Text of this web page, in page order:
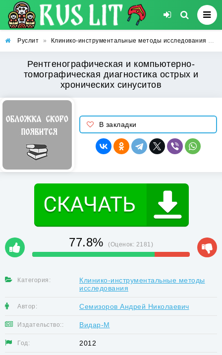
Руслит » Клинико-инструментальные методы исследования »
Рентгенографическая и компьютерно-
томографическая диагностика острых и
хронических синуситов
В закладки
77.8% (Оценок: 2181)
Категория:
Клинико-инструментальные методы
исследования
Автор: Семизоров Андрей Николаевич
Издательство:: Видар-М
Год: 2012